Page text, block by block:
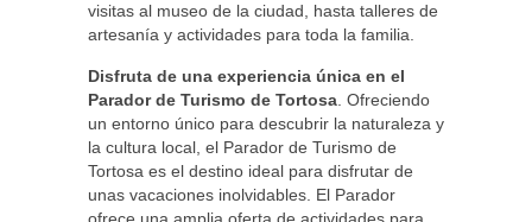
visitas al museo de la ciudad, hasta talleres de
artesanía y actividades para toda la familia.
Disfruta de una experiencia única en el
Parador de Turismo de Tortosa . Ofreciendo
un entorno único para descubrir la naturaleza y
la cultura local, el Parador de Turismo de
Tortosa es el destino ideal para disfrutar de
unas vacaciones inolvidables. El Parador